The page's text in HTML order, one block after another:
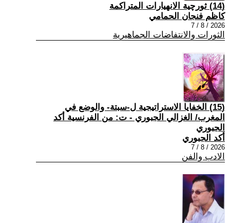
(14) ثورچية الانهيارات المتراكمة
كاظم فنجان الحمامي
2026 / 8 / 7
الثورات والانتفاضات الجماهيرية
(15) الخفايا الاستراتيجية ل-سبتة- والوضع في
المغرب/ الغزالي الجبوري - ت: من الفرنسية أكد
الجبوري
أكد الجبوري
2026 / 8 / 7
الادب والفن